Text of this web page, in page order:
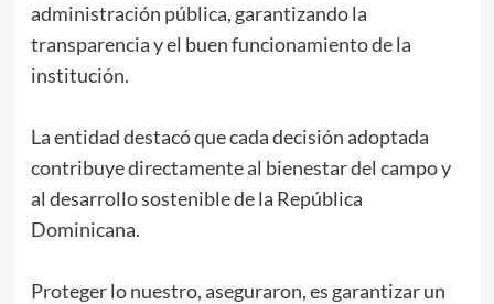
administración pública, garantizando la
transparencia y el buen funcionamiento de la
institución.
La entidad destacó que cada decisión adoptada
contribuye directamente al bienestar del campo y
al desarrollo sostenible de la República
Dominicana.
Proteger lo nuestro, aseguraron, es garantizar un